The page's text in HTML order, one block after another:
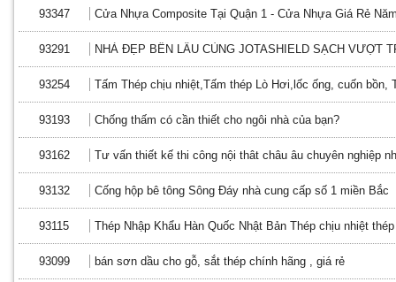
93347 Cửa Nhựa Composite Tại Quận 1 - Cửa Nhựa Giá Rẻ
93291 NHÀ ĐẸP BỀN LÂU CÙNG JOTASHIELD SẠCH VƯỢT
93254 Tấm Thép chịu nhiệt,Tấm thép Lò Hơi,lốc ống, cuốn bồn,
93193 Chống thấm có cần thiết cho ngôi nhà của bạn?
93162 Tư vấn thiết kế thi công nội thât châu âu chuyên nghiệp
93132 Cống hộp bê tông Sông Đáy nhà cung cấp số 1 miền Bắc
93115 Thép Nhập Khẩu Hàn Quốc Nhật Bản Thép chịu nhiệt
93099 bán sơn dầu cho gỗ, sắt thép chính hãng , giá rẻ